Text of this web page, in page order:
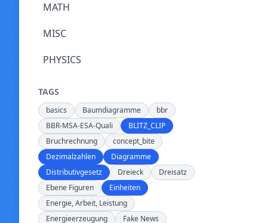
MATH
MISC
PHYSICS
TAGS
basics Baumdiagramme
bbr
BBR-MSA-ESA-Quali
BLITZ_CLIP
Bruchrechnung
concept_bite
Dezimalzahlen
Diagramme
Distributivgesetz
Dreieck
Dreisatz
Ebene Figuren
Einheiten
Energie, Arbeit, Leistung
Energieerzeugung
Fake News